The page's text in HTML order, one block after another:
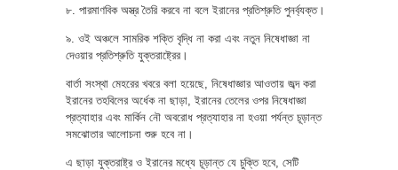
৮. পারমাণবিক অস্ত্র তৈরি করবে না বলে ইরানের প্রতিশ্রুতি পুনর্ব্যক্ত।
৯. ওই অঞ্চলে সামরিক শক্তি বৃদ্ধি না করা এবং নতুন নিষেধাজ্ঞা না
দেওয়ার প্রতিশ্রুতি যুক্তরাষ্ট্রের।
বার্তা সংস্থা মেহরের খবরে বলা হয়েছে, নিষেধাজ্ঞার আওতায় জব্দ করা
ইরানের তহবিলের অর্ধেক না ছাড়া, ইরানের তেলের ওপর নিষেধাজ্ঞা
প্রত্যাহার এবং মার্কিন নৌ অবরোধ প্রত্যাহার না হওয়া পর্যন্ত চূড়ান্ত
সমঝোতার আলোচনা শুরু হবে না।
এ ছাড়া যুক্তরাষ্ট্র ও ইরানের মধ্যে চূড়ান্ত যে চুক্তি হবে, সেটি